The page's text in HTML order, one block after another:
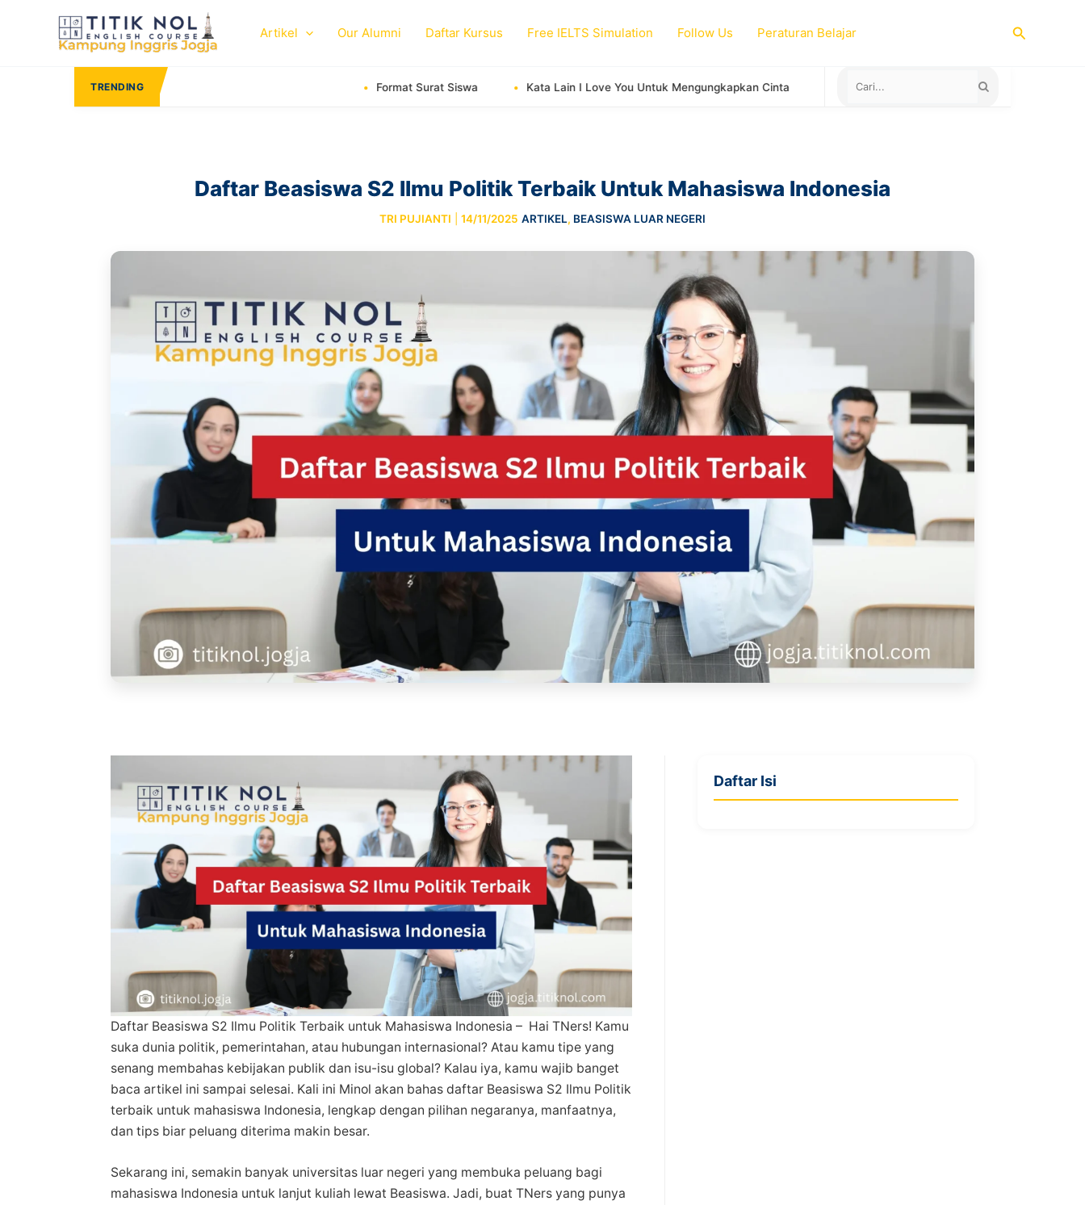
Artikel Our Alumni Daftar Kursus Free IELTS Simulation Follow Us Peraturan Belajar Search
TRENDING Format Surat Siswa Kata Lain I Love You Untuk Mengungkapkan Cinta Negara yang Menerima Sertifikat TOEFL ITP untuk Study Abroad
Daftar Beasiswa S2 Ilmu Politik Terbaik Untuk Mahasiswa Indonesia
TRI PUJIANTI 14/11/2025 ARTIKEL, BEASISWA LUAR NEGERI
Daftar Beasiswa S2 Ilmu Politik Terbaik untuk Mahasiswa Indonesia – Hai TNers! Kamu
suka dunia politik, pemerintahan, atau hubungan internasional? Atau kamu tipe yang
senang membahas kebijakan publik dan isu-isu global? Kalau iya, kamu wajib banget
baca artikel ini sampai selesai. Kali ini Minol akan bahas daftar Beasiswa S2 Ilmu Politik
terbaik untuk mahasiswa Indonesia, lengkap dengan pilihan negaranya, manfaatnya,
dan tips biar peluang diterima makin besar.
Sekarang ini, semakin banyak universitas luar negeri yang membuka peluang bagi
mahasiswa Indonesia untuk lanjut kuliah lewat Beasiswa. Jadi, buat TNers yang punya
Daftar Isi